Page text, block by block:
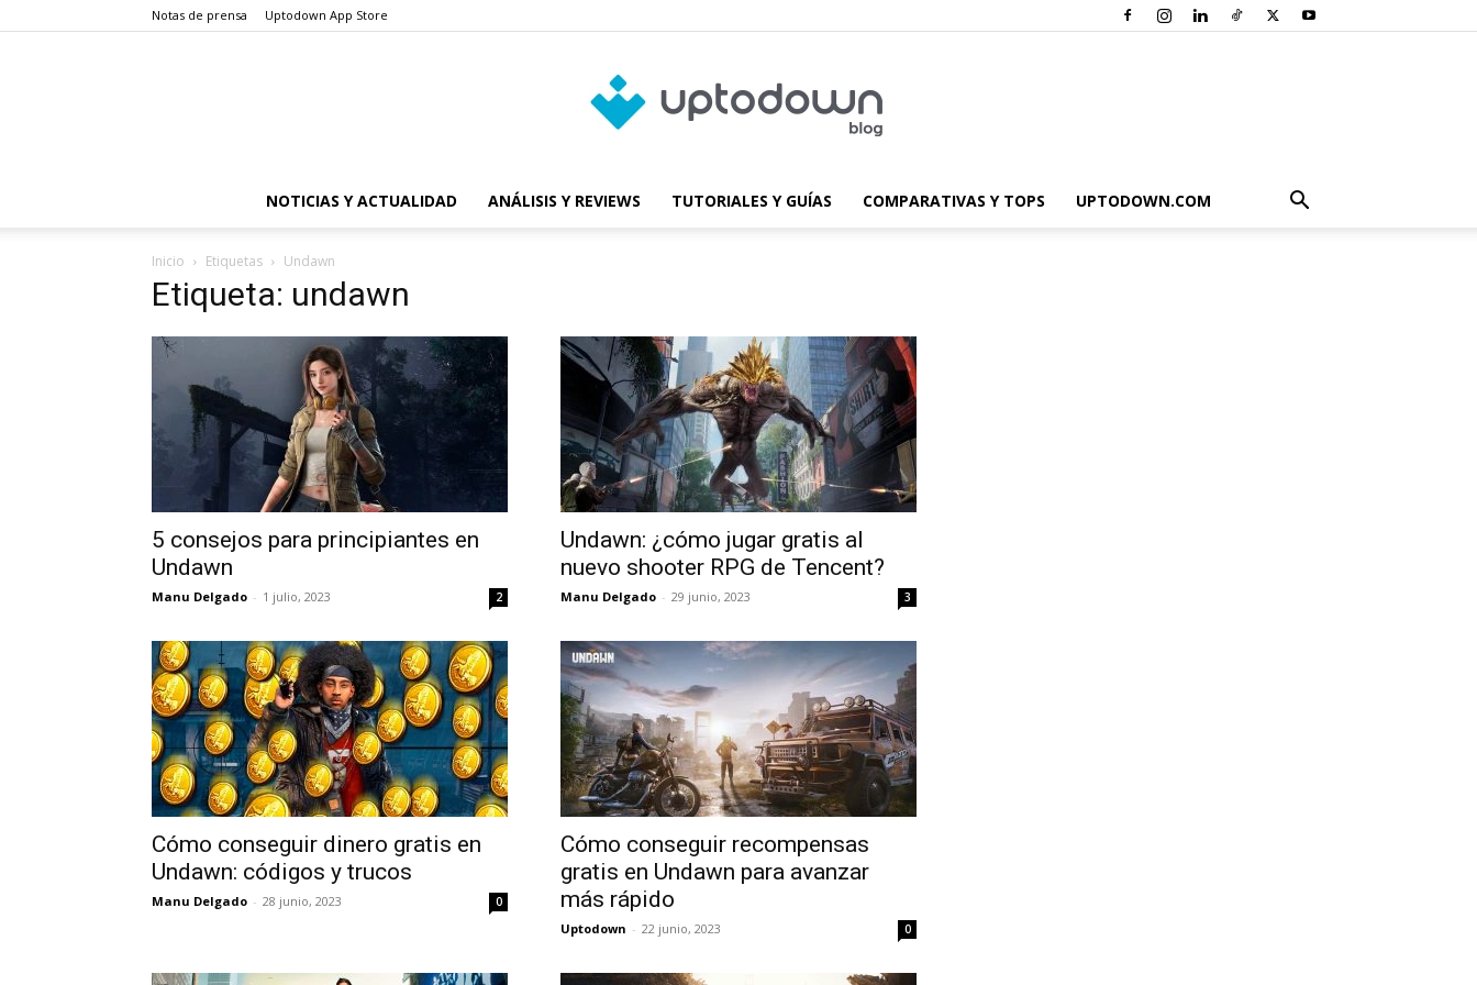
Notas de prensa Uptodown App Store
de
Uptodown
NOTICIAS Y ACTUALIDAD ANÁLISIS Y REVIEWS TUTORIALES Y GUÍAS COMPARATIVAS Y TOPS UPTODOWN.COM
Inicio Etiquetas Undawn
Etiqueta: undawn
5 consejos para principiantes en
Undawn
Manu Delgado - 1 julio, 2023 2
Undawn: ¿cómo jugar gratis al
nuevo shooter RPG de Tencent?
Manu Delgado - 29 junio, 2023 3
Cómo conseguir dinero gratis en
Undawn: códigos y trucos
Manu Delgado - 28 junio, 2023 0
Cómo conseguir recompensas
gratis en Undawn para avanzar
más rápido
Uptodown - 22 junio, 2023 0